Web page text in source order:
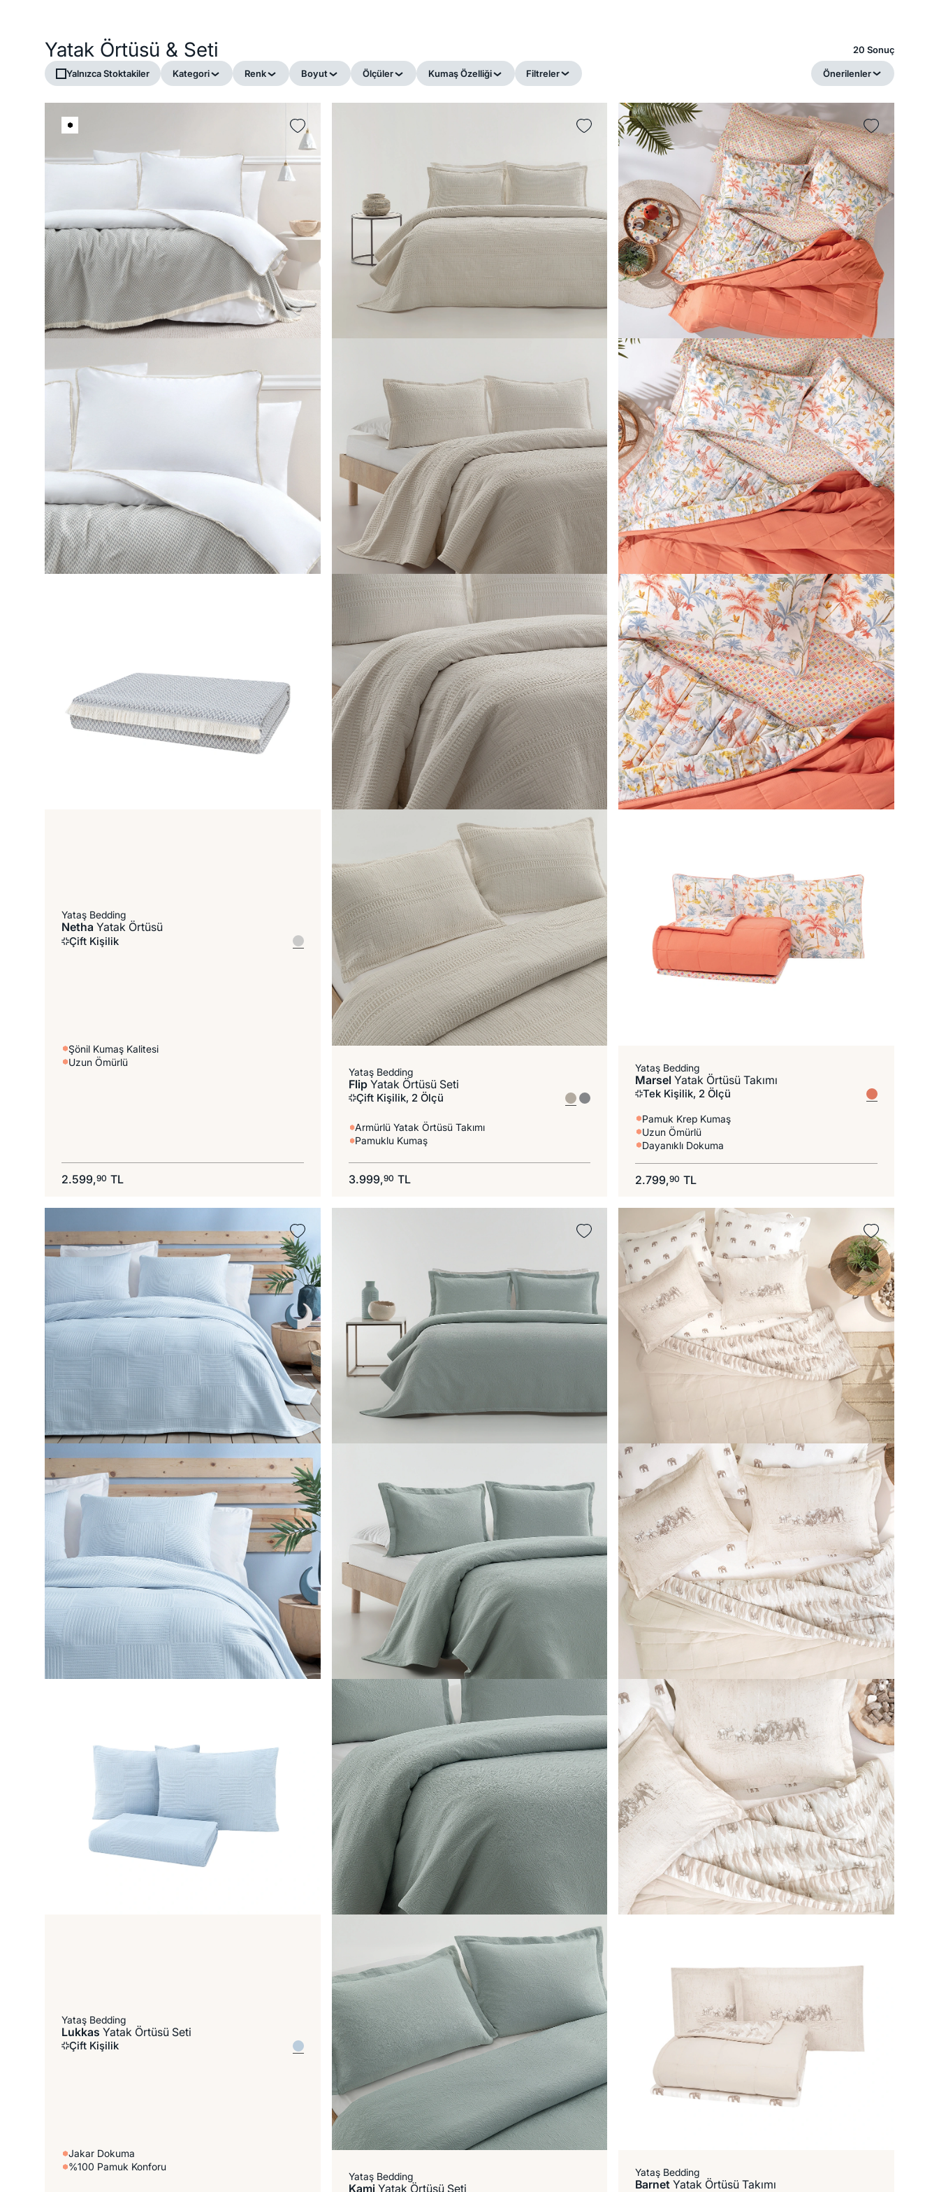
Yatak Örtüsü & Seti 20 Sonuç
Yalnızca Stoktakiler Kategori Renk Boyut Ölçüler Kumaş Özelliği Filtreler Önerilenler
Yataş Bedding
Netha Yatak Örtüsü
Çift Kişilik
Şönil Kumaş Kalitesi
Uzun Ömürlü
2.599,90 TL
Yataş Bedding
Flip Yatak Örtüsü Seti
Çift Kişilik, 2 Ölçü
Armürlü Yatak Örtüsü Takımı
Pamuklu Kumaş
3.999,90 TL
Yataş Bedding
MarselYatak Örtüsü Takımı
Tek Kişilik, 2 Ölçü
Pamuk Krep Kumaş
Uzun Ömürlü
Dayanıklı Dokuma
2.799,90 TL
Yataş Bedding
Lukkas Yatak Örtüsü Seti
Çift Kişilik
Jakar Dokuma
%100 Pamuk Konforu
Yataş Bedding
Kami Yatak Örtüsü Seti
Yataş Bedding
BarnetYatak Örtüsü Takımı